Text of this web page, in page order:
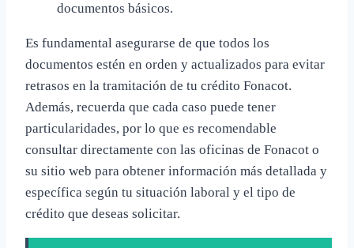
documentos básicos.
Es fundamental asegurarse de que todos los
documentos estén en orden y actualizados para evitar
retrasos en la tramitación de tu crédito Fonacot.
Además, recuerda que cada caso puede tener
particularidades, por lo que es recomendable
consultar directamente con las oficinas de Fonacot o
su sitio web para obtener información más detallada y
específica según tu situación laboral y el tipo de
crédito que deseas solicitar.